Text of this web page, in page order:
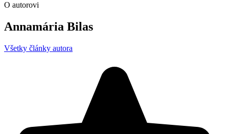
O autorovi
Annamária Bilas
Všetky články autora